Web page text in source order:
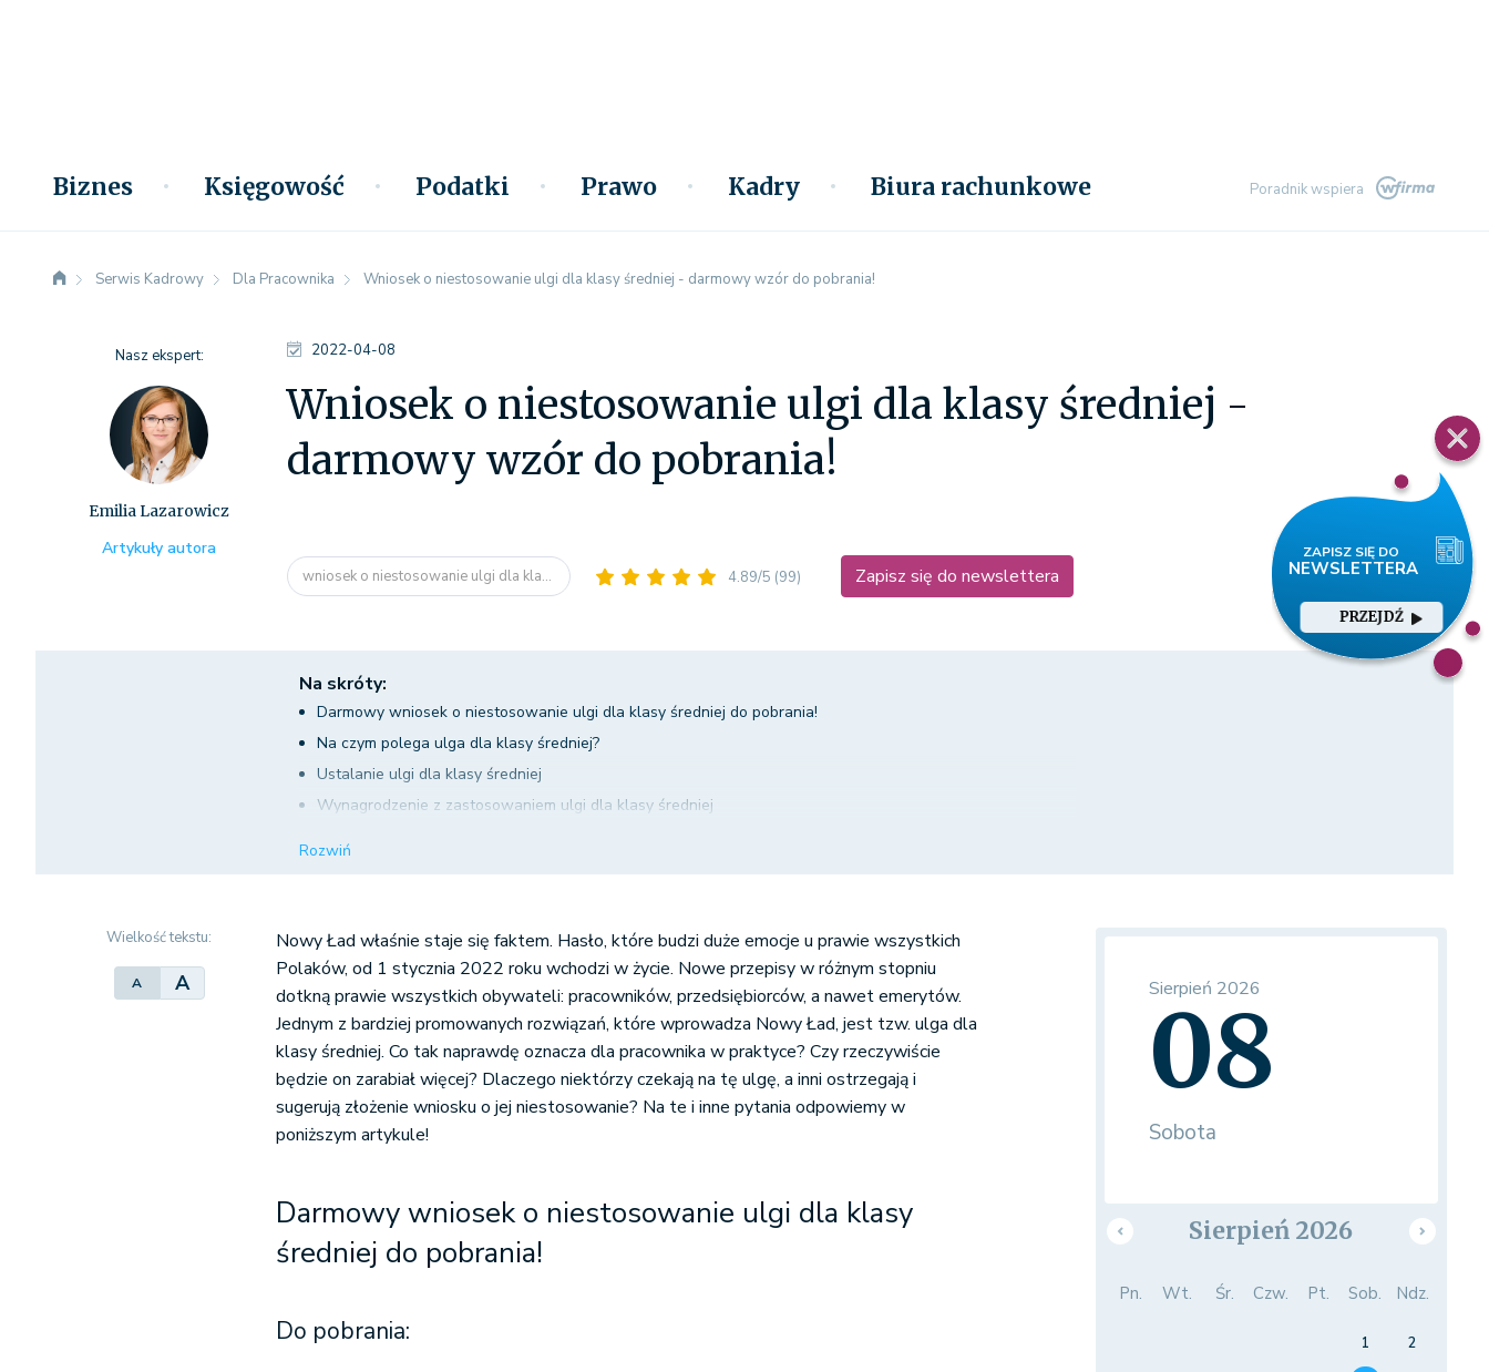
Biznes Księgowość Podatki Prawo Kadry Biura rachunkowe Poradnik wspiera
PRZEJDŹ
Serwis Kadrowy Dla Pracownika Wniosek o niestosowanie ulgi dla klasy średniej - darmowy wzór do pobrania!
2022-04-08
Wniosek o niestosowanie ulgi dla klasy średniej -
darmowy wzór do pobrania!
wniosek o niestosowanie ulgi dla kla... 4.89/5 (99) Zapisz się do newslettera
Nasz ekspert:
Emilia Lazarowicz
Artykuły autora
Na skróty:
Darmowy wniosek o niestosowanie ulgi dla klasy średniej do pobrania!
Na czym polega ulga dla klasy średniej?
Ustalanie ulgi dla klasy średniej
Wynagrodzenie z zastosowaniem ulgi dla klasy średniej
Podsumowanie
Rozwiń
Wielkość tekstu:
A A
Nowy Ład właśnie staje się faktem. Hasło, które budzi duże emocje u prawie wszystkich
Polaków, od 1 stycznia 2022 roku wchodzi w życie. Nowe przepisy w różnym stopniu
dotkną prawie wszystkich obywateli: pracowników, przedsiębiorców, a nawet emerytów.
Jednym z bardziej promowanych rozwiązań, które wprowadza Nowy Ład, jest tzw. ulga dla
klasy średniej. Co tak naprawdę oznacza dla pracownika w praktyce? Czy rzeczywiście
będzie on zarabiał więcej? Dlaczego niektórzy czekają na tę ulgę, a inni ostrzegają i
sugerują złożenie wniosku o jej niestosowanie? Na te i inne pytania odpowiemy w
poniższym artykule!
Darmowy wniosek o niestosowanie ulgi dla klasy
średniej do pobrania!
Do pobrania:
Sierpień 2026
08
Sobota
Sierpień 2026
Pn. Wt. Śr. Czw. Pt. Sob. Ndz.
1
2